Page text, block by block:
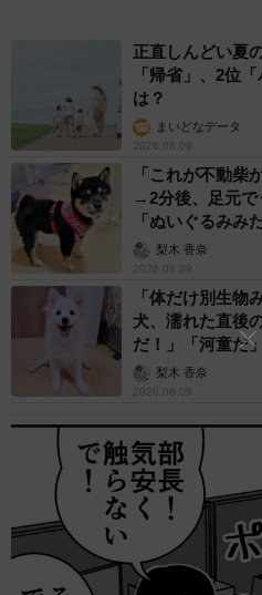
正直しんどい夏
「帰省」、2位
は？
まいどなデータ
2026.08.09
「これが不動
→2分後、足元
「ぬいぐるみみ
梨木 香奈
2026.08.09
「体だけ別生物
犬、濡れた直後
だ！」「河童だ
梨木 香奈
2026.08.09